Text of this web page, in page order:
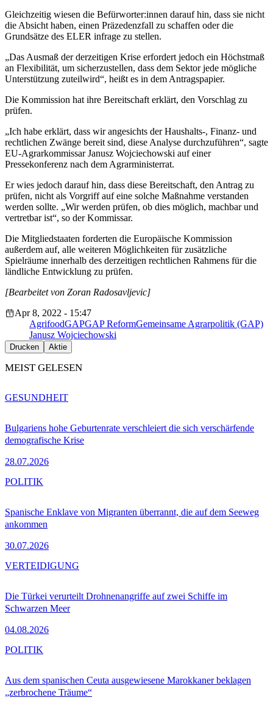
Gleichzeitig wiesen die Befürworter:innen darauf hin, dass sie nicht
die Absicht haben, einen Präzedenzfall zu schaffen oder die
Grundsätze des ELER infrage zu stellen.
„Das Ausmaß der derzeitigen Krise erfordert jedoch ein Höchstmaß
an Flexibilität, um sicherzustellen, dass dem Sektor jede mögliche
Unterstützung zuteilwird“, heißt es in dem Antragspapier.
Die Kommission hat ihre Bereitschaft erklärt, den Vorschlag zu
prüfen.
„Ich habe erklärt, dass wir angesichts der Haushalts-, Finanz- und
rechtlichen Zwänge bereit sind, diese Analyse durchzuführen“, sagte
EU-Agrarkommissar Janusz Wojciechowski auf einer
Pressekonferenz nach dem Agrarministerrat.
Er wies jedoch darauf hin, dass diese Bereitschaft, den Antrag zu
prüfen, nicht als Vorgriff auf eine solche Maßnahme verstanden
werden sollte. „Wir werden prüfen, ob dies möglich, machbar und
vertretbar ist“, so der Kommissar.
Die Mitgliedstaaten forderten die Europäische Kommission
außerdem auf, alle weiteren Möglichkeiten für zusätzliche
Spielräume innerhalb des derzeitigen rechtlichen Rahmens für die
ländliche Entwicklung zu prüfen.
[Bearbeitet von Zoran Radosavljevic]
Apr 8, 2022 - 15:47
AgrifoodGAPGAP ReformGemeinsame Agrarpolitik (GAP)
Janusz Wojciechowski
Drucken Aktie
MEIST GELESEN
Bulgariens hohe Geburtenrate verschleiert die sich verschärfende
demografische Krise
28.07.2026
GESUNDHEIT
Spanische Enklave von Migranten überrannt, die auf dem Seeweg
ankommen
30.07.2026
POLITIK
Die Türkei verurteilt Drohnenangriffe auf zwei Schiffe im
Schwarzen Meer
04.08.2026
VERTEIDIGUNG
Aus dem spanischen Ceuta ausgewiesene Marokkaner beklagen
„zerbrochene Träume“
POLITIK